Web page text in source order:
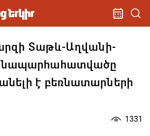
Տաթև-Աղվանի-
է բեռնատարների
1331